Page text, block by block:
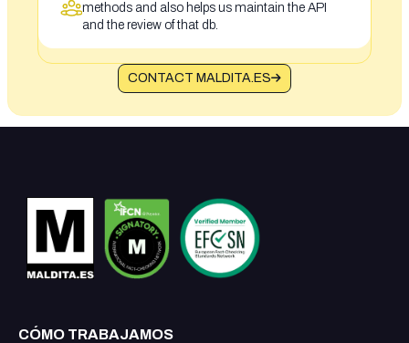
methods and also helps us maintain the API
and the review of that db.
CONTACT MALDITA.ES
CÓMO TRABAJAMOS